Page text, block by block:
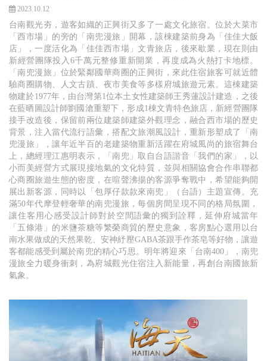
2023.10.12
台南觀光夯，遊客如織的正興街又多了一處文化旅宿。位於大菜市
「西市場」的旁的「南兜漫旅」開幕，該棟建築前身為「佳佳大飯
店」，一度活化為「佳佳西市場」文青旅店，後來歇業，現在則由
新經營團隊投入6千萬元整修重新開業，再度成為火熱打卡地標。
「南兜漫旅」位於緊鄰國華商圈的正興街，來此住宿旅客可就近體
驗商圈購物、人文古蹟、夜市美食等多樣府城旅遊元素。這棟建築
物建於1977年，由台灣第1位本土女性建築師王秀蓮設計建造，之後
在藍晒圖設計師劉國滄重塑下，形成1棟文青特色旅店，新經營團隊
接手改造後，保留前兩位建築師建築外觀理念，融合西市場的歷史
背景，注入當代流行語彙，搭配文旅潮風設計，重新形塑成了「南
兜漫旅」，讓年近半百的老建築物重新活躍在府城風尚的旅宿舞台
上，總經理江惠明表示，「南兜」取自台語諧音「我們的家」，以
小而美經營方式展現接地氣的文化特質，並與相關協會合作串聯都
心商圈旅遊生態的密度，在喧聲沸揚的客源爭奪戰中，希望能夠開
展出新客源，同時以「包厚仔款款來南兜」（台語）主題宣傳。充
滿50年代摩登輕奢華的南兜漫旅，每個房間呈現不同的格局氛圍，
讓住客用心感受設計師對於空間語彙的獨到詮釋，延伸府城當年
「五條港」的米鹽茶糖等繁榮商貿的歷史意象，客房點心選用以台
南水果做成的天然果乾、安神紓壓GABA茶跟手作茶皂等好物，讓遊
客都能感受到屬於南兜的精心巧思。明年將迎來「台南400」，南兜
漫旅全力暖身衝刺，為府城觀光住宿注入新能量，再創台南國旅新
氣象。